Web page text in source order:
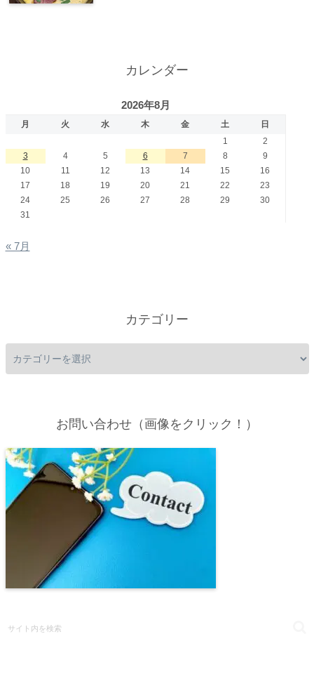
カレンダー
2026年8月
月 火 水 木 金 土
日
1
2
3
4 5 6 7 8
9
10
11 12 13 14 15
16
17
18 19 20 21 22
23
24
25 26 27 28 29
30
31
« 7月
カテゴリー
お問い合わせ（画像をクリック！）